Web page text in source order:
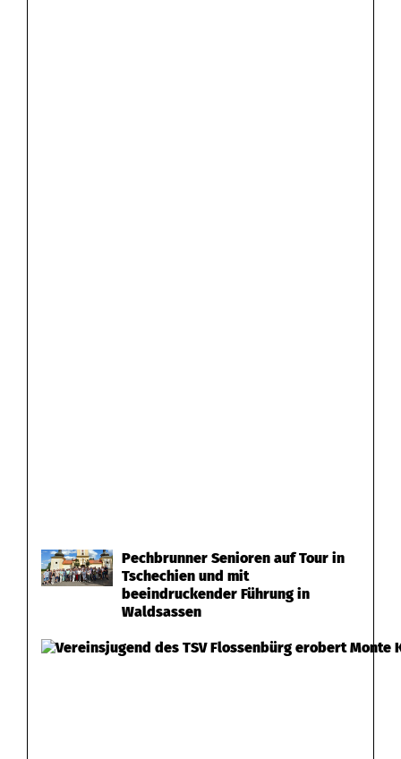
Pechbrunner Senioren auf Tour in
Tschechien und mit
beeindruckender Führung in
Waldsassen